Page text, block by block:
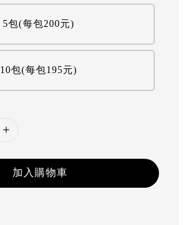
5包(每包200元)
10包(每包195元)
加入購物車